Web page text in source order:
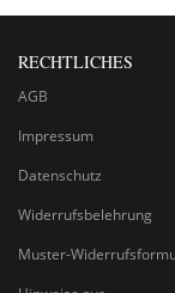
RECHTLICHES
AGB
Impressum
Datenschutz
Widerrufsbelehrung
Muster-